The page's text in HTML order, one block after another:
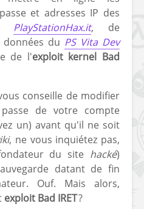
et adresses IP des
PlayStationHax.it, de
du PS Vita Dev
de l'exploit kernel Bad
conseille de modifier
de votre compte
un) avant qu'il ne soit
, ne vous inquiétez pas,
du site hacké)
datant de fin
Ouf. Mais alors,
exploit Bad IRET?